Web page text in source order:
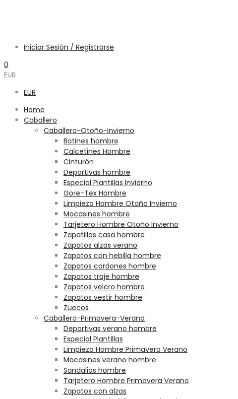
Iniciar Sesión / Registrarse
0
EUR
EUR
Home
Caballero
Caballero-Otoño-Invierno
Botines hombre
Calcetines Hombre
Cinturón
Deportivas hombre
Especial Plantillas Invierno
Gore-Tex Hombre
Limpieza Hombre Otoño Invierno
Mocasines hombre
Tarjetero Hombre Otoño Invierno
Zapatillas casa hombre
Zapatos alzas verano
Zapatos con hebilla hombre
Zapatos cordones hombre
Zapatos traje hombre
Zapatos velcro hombre
Zapatos vestir hombre
Zuecos
Caballero-Primavera-Verano
Deportivas verano hombre
Especial Plantillas
Limpieza Hombre Primavera Verano
Mocasines verano hombre
Sandalias hombre
Tarjetero Hombre Primavera Verano
Zapatos con alzas